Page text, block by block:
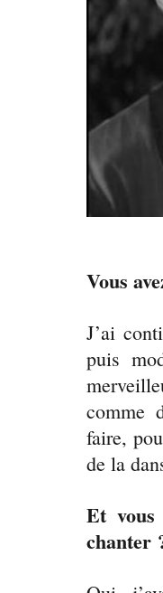
Vous
J’ai
puis
comme
faire,
de la
Et vous
chanter